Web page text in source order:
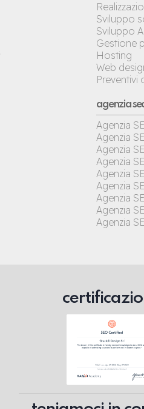
Sviluppo
Sviluppo
Gestione
Hosting
Web
Preventivi
agenzia
Agenzia
Agenzia
Agenzia
Agenzia
Agenzia
Agenzia
Agenzia
Agenzia
Agenzia